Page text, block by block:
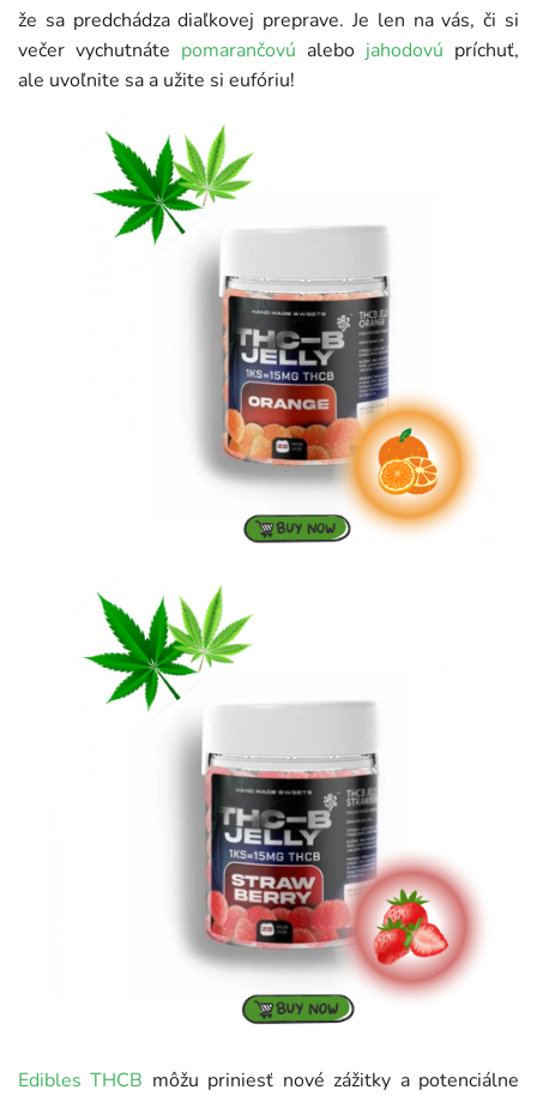
že sa predchádza diaľkovej preprave. Je len na vás, či si
večer vychutnáte pomarančovú alebo jahodovú príchuť,
ale uvoľnite sa a užite si eufóriu!
Edibles THCB môžu priniesť nové zážitky a potenciálne